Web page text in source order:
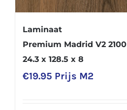
Laminaat
Premium Madrid V2 2100
24.3 x 128.5 x 8
€19.95 Prijs M2